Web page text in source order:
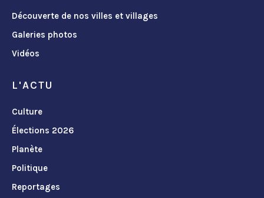
Découverte de nos villes et villages
Galeries photos
Vidéos
L'ACTU
Culture
Élections 2026
Planète
Politique
Reportages